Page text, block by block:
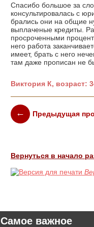
Спасибо большое за
консультировалась с
брались они на общие
выплаченые кредиты.
просроченными
него работа
имеет, брать с него
там даже прописан не
Виктория К, возраст:
Предыдущая
Вернуться в начало
Самое важное